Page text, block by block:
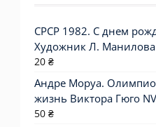
СРСР 1982. С днем
Художник Л.
20 ₴
Андре Моруа.
жизнь Виктора Гюго NV
50 ₴